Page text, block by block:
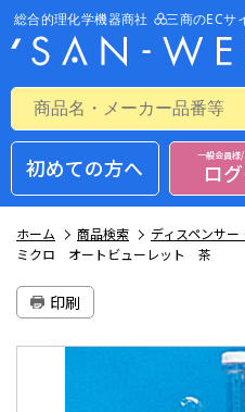
初めての方へ 一般会員様/
ロ
ホーム 商品検索
ディスペンサ
ミクロ オートビューレット 茶
印刷